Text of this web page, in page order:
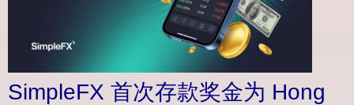
SimpleFX 首次存款奖金为 Hong